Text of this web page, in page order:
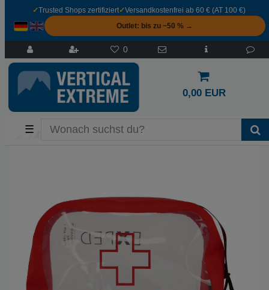
✓Trusted Shops zertifiziert✓Versandkostenfrei ab 60 € (AT 100 €)
Outlet: bis zu −50 % →
0
0,00 EUR
☰